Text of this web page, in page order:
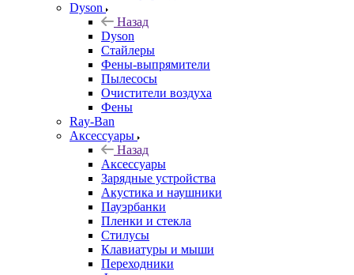
Dyson
Назад
Dyson
Стайлеры
Фены-выпрямители
Пылесосы
Очистители воздуха
Фены
Ray-Ban
Аксессуары
Назад
Аксессуары
Зарядные устройства
Акустика и наушники
Пауэрбанки
Пленки и стекла
Стилусы
Клавиатуры и мыши
Переходники